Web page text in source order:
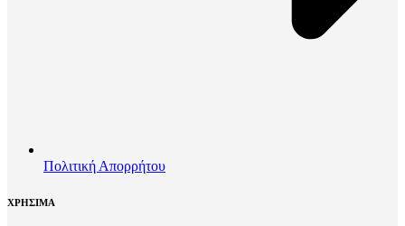
Πολιτική Απορρήτου
ΧΡΗΣΙΜΑ